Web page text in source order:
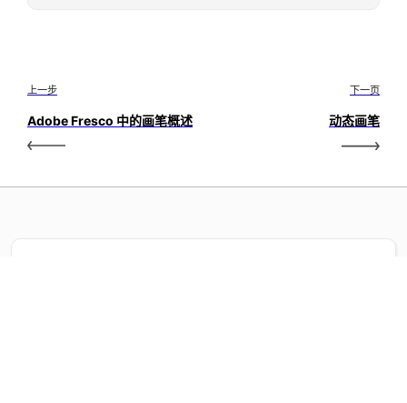
上一步
Adobe Fresco 中的画笔概述
下一页
动态画笔